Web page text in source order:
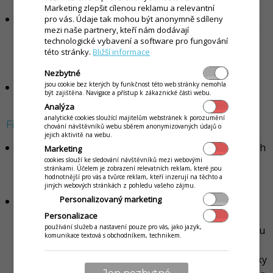
Rychlá inventura- v této části aplikace je možné
vytvořit i rychlou inventuru baru nebo kuchyně. Bližší
informace o postupu se dozvíte v článkuInventura
Návod- kliknutím na tlačítko se zobrazí nápověda k
dané části aplikace.
Filtr
- pomocí filtru je možné zobrazit údaje o prodejích
za konkrétní období, případně si zpětně podle čísla
PLU uzávěrky zobrazit danou uzávěrku.
Průběžné prodeje- zobrazení průběžných prodejů v
daný den, se zobrazením celkové ceny naúčtovaných
položek v prodejní ceně s DPH. Jednotlivé položky jsou
tabulce se zobrazuje počet prodaných ks dané položky
Marketing zlepšit cílenou reklamu a relevantní
pro vás. Údaje tak mohou být anonymně sdíleny
mezi naše partnery, kteří nám dodávají
technologické vybavení a software pro fungování
této stránky.Bližší informace
Nezbytné
jsou cookie bez kterých by funkčnost této web stránky nemohla
být zajištěna. Navigace a přístup k zákaznické části webu.
Analýza
analytické cookies sloužící majitelům webstránek k porozumění
chování návštěvníků webu sběrem anonymizovaných údajů o
jejich aktivitě na webu.
Marketing
cookies slouží ke sledování návštěvníků mezi webovými
stránkami. Účelem je zobrazení relevatních reklam, které jsou
hodnotnější pro vás a tvůrce reklam, kteří inzerují na těchto a
jiných webových stránkách z pohledu vašeho zájmu.
Personalizovaný marketing
Personalizace
používání služeb a nastavení pouze pro vás, jako jazyk,
komunikace textová s obchodníkem, technikem.